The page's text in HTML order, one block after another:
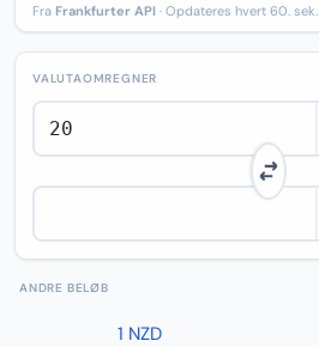
Fra Frankfurter API · Opdateres hvert 60. sek.
VALUTAOMREGNER
ANDRE BELØB
1 NZD